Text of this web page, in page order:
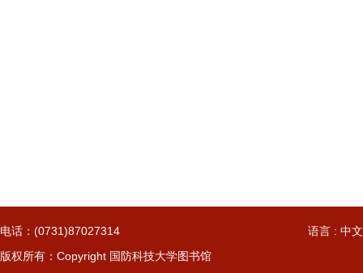
电话：(0731)87027314
语言 : 中文
版权所有：Copyright 国防科技大学图书馆